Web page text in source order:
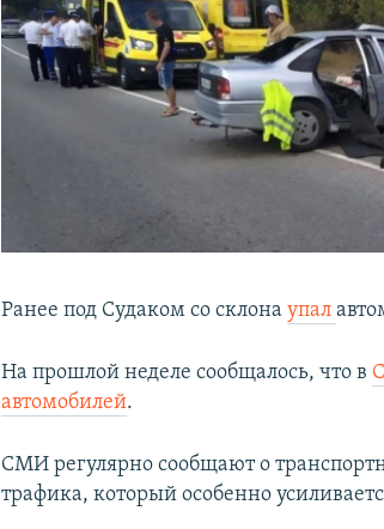
Ранее под Судаком со склонаупал
На прошлой неделе сообщалось, что в
автомобилей.
СМИ регулярно сообщают о
трафика, который особенно